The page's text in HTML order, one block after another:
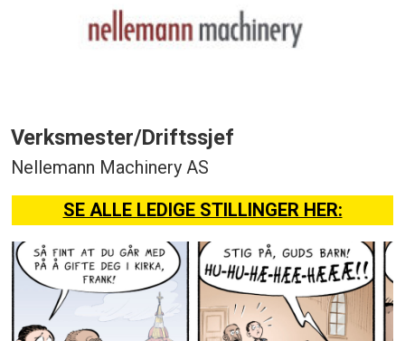
Verksmester/Driftssjef
Nellemann Machinery AS
SE ALLE LEDIGE STILLINGER HER: